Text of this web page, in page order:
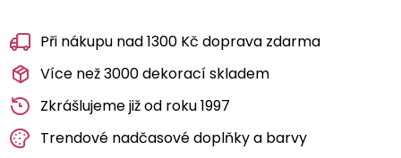
Při nákupu nad 1300 Kč doprava zdarma
Více než 3000 dekorací skladem
Zkrášlujeme již od roku 1997
Trendové nadčasové doplňky a barvy